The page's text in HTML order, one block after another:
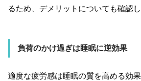
るため、デメリットについても確認
負荷のかけ過ぎは睡眠に逆効果
適度な疲労感は睡眠の質を高める効